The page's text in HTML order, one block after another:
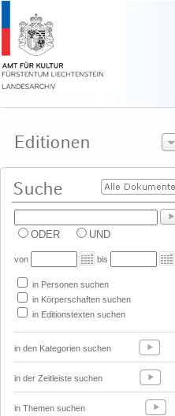
ODER UND
von bis
in Personen suchen
in Körperschaften suchen
in Editionstexten suchen
in den Kategorien suchen
in der Zeitleiste suchen
in Themen suchen